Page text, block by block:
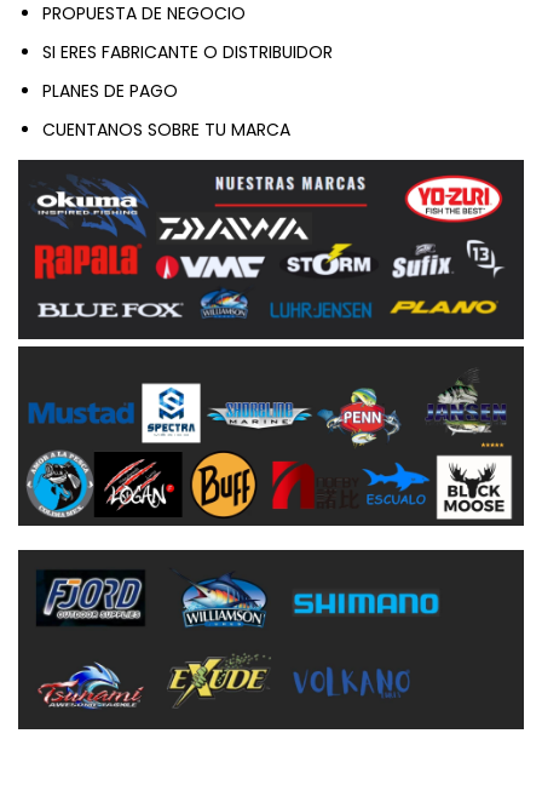
PROPUESTA DE NEGOCIO
SI ERES FABRICANTE O DISTRIBUIDOR
PLANES DE PAGO
CUENTANOS SOBRE TU MARCA